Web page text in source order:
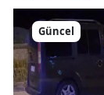
Güncel